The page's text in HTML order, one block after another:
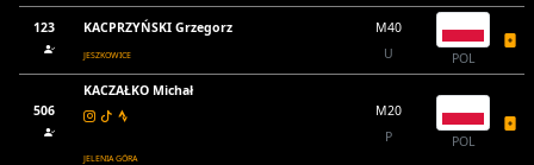
123 KACPRZYŃSKI Grzegorz
JESZKOWICE
M40
U
POL
506
KACZAŁKO Michał
JELENIA GÓRA
M20
P
POL